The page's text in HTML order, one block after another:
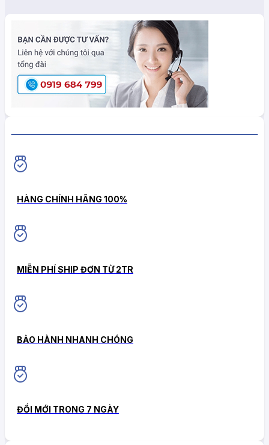
HÀNG CHÍNH HÃNG 100%
MIỄN PHÍ SHIP ĐƠN TỪ 2TR
BẢO HÀNH NHANH CHÓNG
ĐỔI MỚI TRONG 7 NGÀY